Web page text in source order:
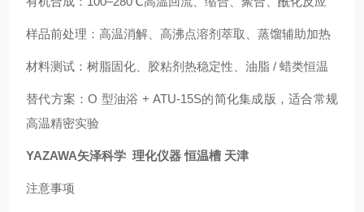
样品前处理：高温消解、高沸点溶剂萃取、蒸馏辅助加热
材料测试：树脂固化、胶粘剂热稳定性、油脂 / 蜡类恒温
替代方案：O 型油浴 + ATU‑15S的简化集成版，适合常规
高温精密实验
YAZAWA矢泽科学 理化仪器 恒温槽 天津
注意事项